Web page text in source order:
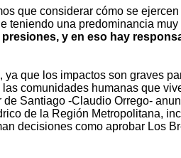
que considerar cómo se
teniendo una predominancia muy
y en eso hay
que los impactos son graves
comunidades humanas que
Santiago -Claudio Orrego-
de la Región Metropolitana,
decisiones como aprobar Los